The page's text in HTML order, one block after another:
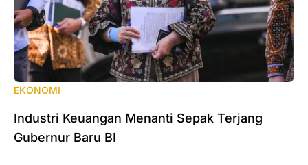
EKONOMI
Industri Keuangan Menanti Sepak Terjang
Gubernur Baru BI